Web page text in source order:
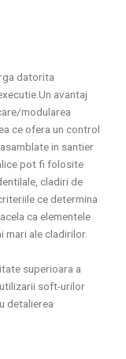
datorita
avantaj
modularea
ce ofera un control
in santier
pot fi folosite
cladiri de
ce determina
ca elementele
mari ale cladirilor.
superioara a
soft-urilor
detalierea